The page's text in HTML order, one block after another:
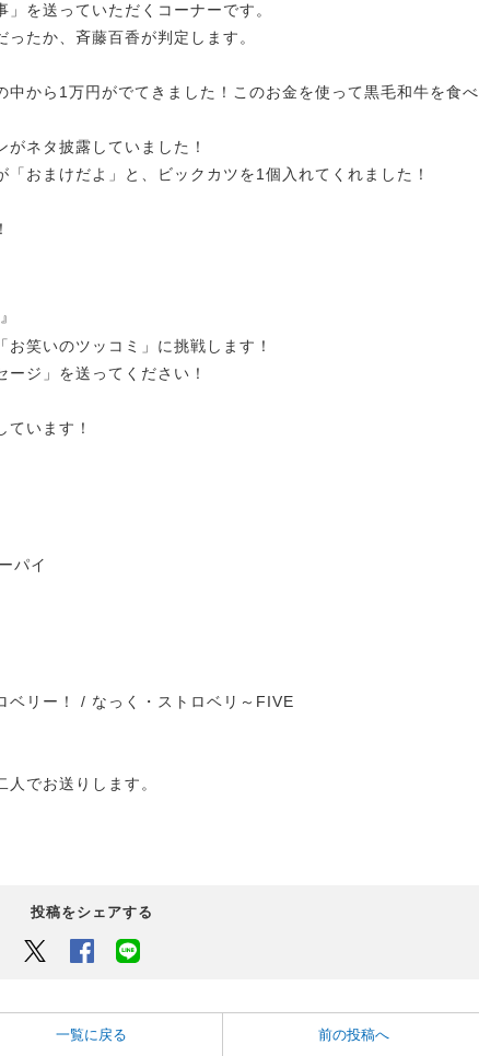
」を送っていただくコーナーです。
ったか、斉藤百香が判定します。
から1万円がでてきました！このお金を使って黒毛和牛を食べ
がネタ披露していました！
「おまけだよ」と、ビックカツを1個入れてくれました！
す！
』
お笑いのツッコミ」に挑戦します！
ージ」を送ってください！
しています！
パイ
ベリー！ / なっく・ストロベリ～FIVE
人でお送りします。
投稿をシェアする
Twitter Facebook
一覧に戻る 前の投稿へ